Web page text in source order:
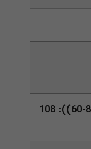
(HR) (60-85)): 108